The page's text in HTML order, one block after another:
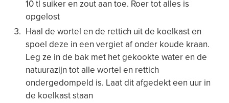
10 tl suiker en zout aan toe. Roer tot alles is
opgelost
Haal de wortel en de rettich uit de koelkast en
spoel deze in een vergiet af onder koude kraan.
Leg ze in de bak met het gekookte water en de
natuurazijn tot alle wortel en rettich
ondergedompeld is. Laat dit afgedekt een uur in
de koelkast staan